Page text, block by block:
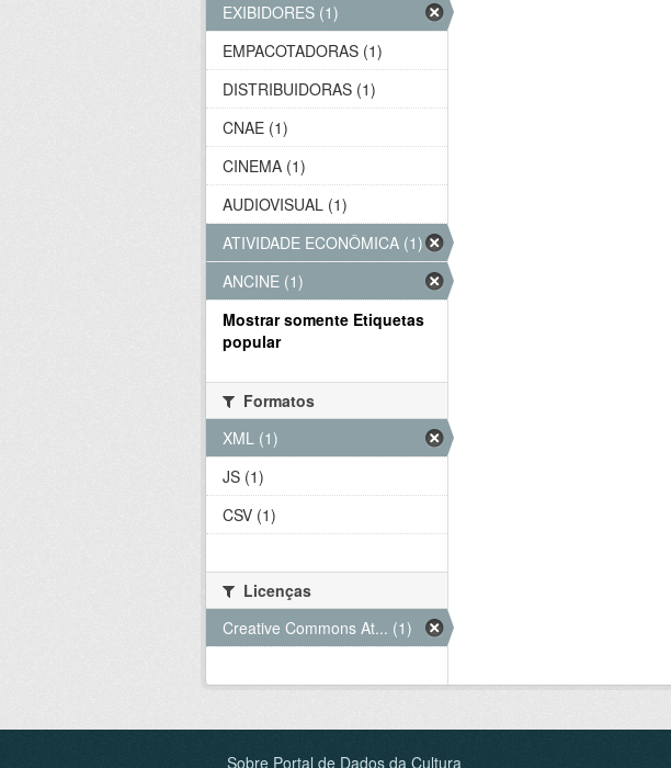
EXIBIDORES (1)
EMPACOTADORAS (1)
DISTRIBUIDORAS (1)
CNAE (1)
CINEMA (1)
AUDIOVISUAL (1)
ATIVIDADE ECONÔMICA (1)
ANCINE (1)
Mostrar somente Etiquetas
popular
Formatos
XML (1)
JS (1)
CSV (1)
Licenças
Creative Commons At... (1)
Sobre Portal de Dados da Cultura